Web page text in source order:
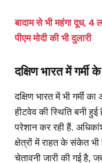
बादाम से भी महंगा दूध, 4
पीएम मोदी की भी दुलारी
दक्षिण भारत में गर्मी
दक्षिण भारत में भी गर्मी
हीटवेव की स्थिति बनी
परेशान कर रही हैं.
क्षेत्रों में राहत के संकेत
चेतावनी जारी की गई है,